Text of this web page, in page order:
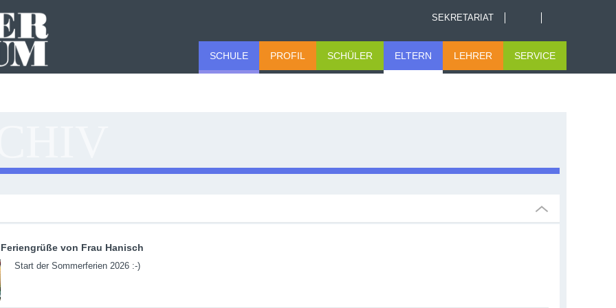
SEKRETARIAT
SCHULE PROFIL SCHÜLER ELTERN LEHRER SERVICE
Feriengrüße von Frau Hanisch
Start der Sommerferien 2026 :-)